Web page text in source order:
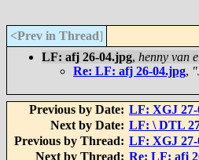
<Prev in Thread]
LF: afj 26-04.jpg, henny van
Re: LF: afj 26-04.jpg,
Previous by Date: LF: XGJ
Next by Date: LF: \ DTL
Previous by Thread: LF: XGJ
Next by Thread: Re: LF: afj